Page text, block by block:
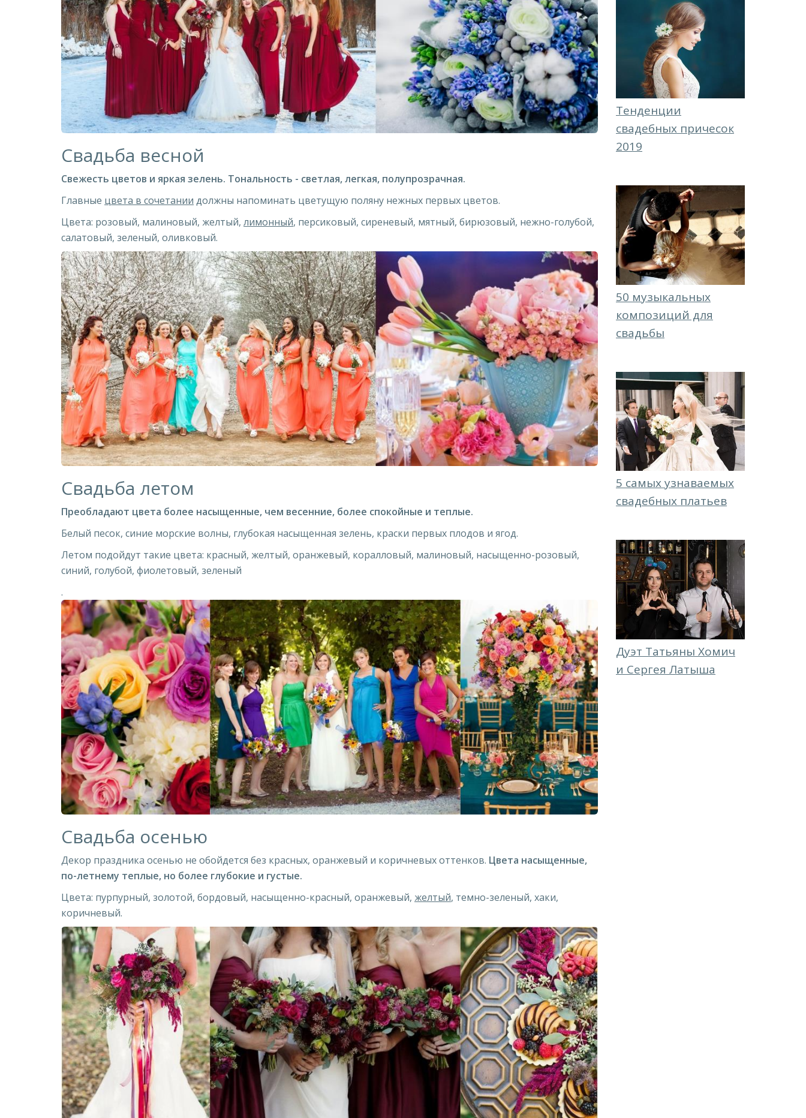
Свадьба весной
Свежесть цветов и яркая зелень. Тональность - светлая, легкая, полупрозрачная.
Главные цвета в сочетании должны напоминать цветущую поляну нежных первых цветов.
Цвета: розовый, малиновый, желтый, лимонный, персиковый, сиреневый, мятный, бирюзовый, нежно-голубой,
салатовый, зеленый, оливковый.
Свадьба летом
Преобладают цвета более насыщенные, чем весенние, более спокойные и теплые.
Белый песок, синие морские волны, глубокая насыщенная зелень, краски первых плодов и ягод.
Летом подойдут такие цвета: красный, желтый, оранжевый, коралловый, малиновый, насыщенно-розовый,
синий, голубой, фиолетовый, зеленый
.
Свадьба осенью
Декор праздника осенью не обойдется без красных, оранжевый и коричневых оттенков. Цвета насыщенные,
по-летнему теплые, но более глубокие и густые.
Цвета: пурпурный, золотой, бордовый, насыщенно-красный, оранжевый, желтый, темно-зеленый, хаки,
коричневый.
Тенденции
свадебных причесок
2019
50 музыкальных
композиций для
свадьбы
5 самых узнаваемых
свадебных платьев
Дуэт Татьяны Хомич
и Сергея Латыша